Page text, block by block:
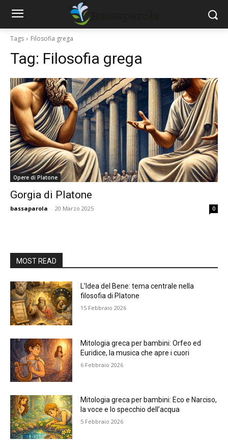
Tags Filosofia grega
Tag: Filosofia grega
Opere di Platone
Gorgia di Platone
bassaparola - 20 Marzo 2025 0
MOST READ
L’Idea del Bene: tema centrale nella
filosofia di Platone
15 Febbraio 2026
Mitologia greca per bambini: Orfeo ed
Euridice, la musica che apre i cuori
6 Febbraio 2026
Mitologia greca per bambini: Eco e Narciso,
la voce e lo specchio dell’acqua
5 Febbraio 2026